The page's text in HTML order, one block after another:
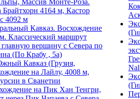
4164 м, Кастор
4092 м
Кавказ. Восхождение
Классический маршрут
вершину с Севера по
(По Крабу , 5а)
Кавказ (Грузия,
на Лайлу, 4008 м,
в Сванетии
на Пик Хан Тенгри,